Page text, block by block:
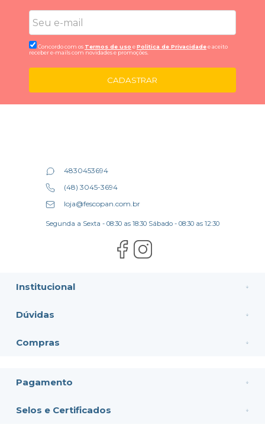
Concordo com os Termos de uso ePolitica de Privacidadee aceito
receber e-mails com novidades e promoções.
CADASTRAR
Institucional
Dúvidas
Compras
4830453694
(48) 3045-3694
loja@fescopan.com.br
Segunda a Sexta - 08:30 as 18:30 Sábado - 08:30 as 12:30
Pagamento
Selos e Certificados